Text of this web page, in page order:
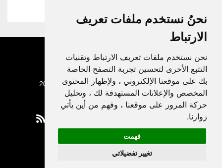
نحنُ نستخدم ملفات تعريف
الارتباط
نحن نستخدم ملفات تعريف الارتباط وتقنيات
التتبع الأخرى لتحسين تجربة التصفح الخاصة
بك على موقعنا الإلكتروني ، ولإظهار المحتوى
المخصص والإعلانات المستهدفة لك ، وتحليل
حركة المرور على موقعنا ، وفهم من أين يأتي
زوارنا.
فهمت
تغيير تفضيلاتي
جميع الحقوق محفوظة لدنيا الوطن © 2003 - 2022
Privacy Policy